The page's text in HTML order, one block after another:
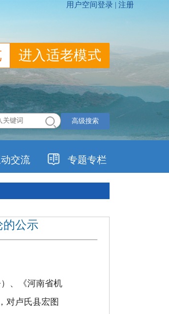
进入适老模式
高级搜索
交流 专题专栏
的公示
、《河南省机
对卢氏县宏图